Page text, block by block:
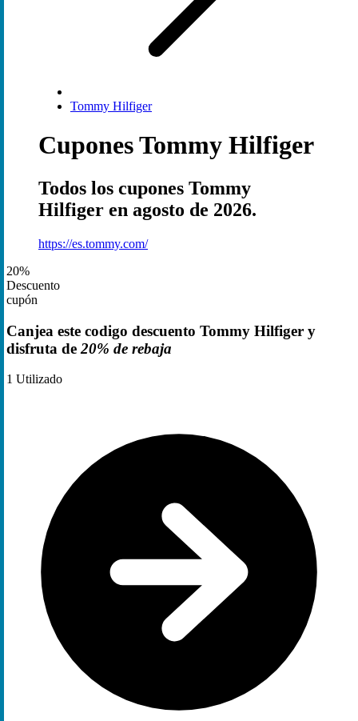
Tommy Hilfiger
Cupones Tommy Hilfiger
Todos los cupones Tommy
Hilfiger en agosto de 2026.
https://es.tommy.com/
20%
Descuento
cupón
Canjea este codigo descuento Tommy Hilfiger y
disfruta de 20% de rebaja
1 Utilizado